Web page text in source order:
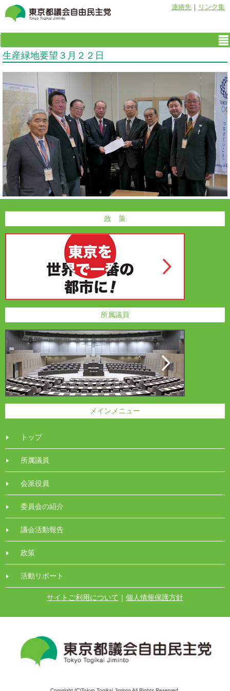
連絡先 ｜ リンク集
生産緑地要望３月２２日
政 策
所属議員
メインメニュー
トップ
所属議員
会派役員
委員会の紹介
議会活動報告
政策
活動リポート
サイトご利用について ｜ 個人情報保護方針